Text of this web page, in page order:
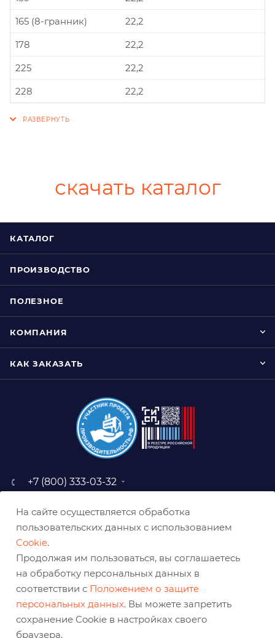
165 (8-гранник)
22,2
178
22,2
225
22,2
228
22,2
скачать каталог
КАТАЛОГ
ПРОИЗВОДСТВО
ПОЛЕЗНОЕ
КОМПАНИЯ
КАК ЗАКАЗАТЬ
+7 (800) 333-03-32
baz@belabraziv.ru
308009, Россия, г. Белгород,
На сайте осуществляется обработка
пользовательских данных с использованием
Cookie.
Продолжая им пользоваться, вы соглашаетесь
на обработку персональных данных в
соответствии с Положением о защите
персональных данных. Вы можете запретить
сохранение Cookie в настройках своего
браузера.